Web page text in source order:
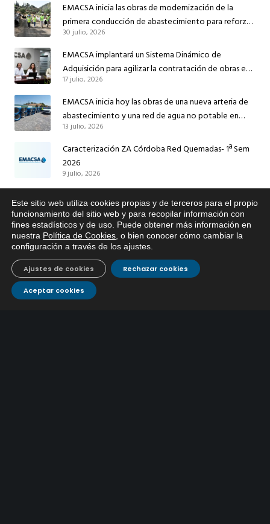
EMACSA inicia las obras de modernización de la
primera conducción de abastecimiento para reforzar
el suministro de agua de Córdoba
30 julio, 2026
EMACSA implantará un Sistema Dinámico de
Adquisición para agilizar la contratación de obras en
sus redes e instalaciones
17 julio, 2026
EMACSA inicia hoy las obras de una nueva arteria de
abastecimiento y una red de agua no potable en
Ingeniero Ruiz de Azúa
13 julio, 2026
Caracterización ZA Córdoba Red Quemadas- 1ª Sem
2026
9 julio, 2026
Sem 2026
9 julio, 2026
Caracterización ZA Medina Azahara-1º Sem 2026
9 julio, 2026
Este sitio web utiliza cookies propias y de terceros para el propio
funcionamiento del sitio web y para recopilar información con
fines estadísticos y de uso. Puede obtener más información en
nuestra Política de Cookies , o bien conocer cómo cambiar la
configuración a través de los ajustes
Aceptar cookies
Rechazar cookies
Ajustes de cookies
Si tiene cualquier duda sobre
EMACSA, haga click abajo.